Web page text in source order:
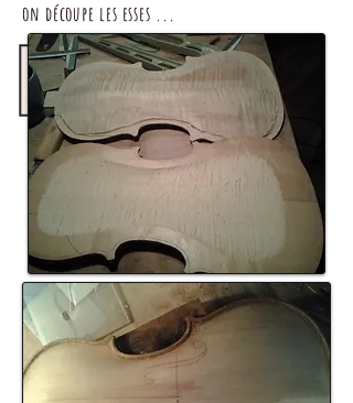
on découpe les esses ...